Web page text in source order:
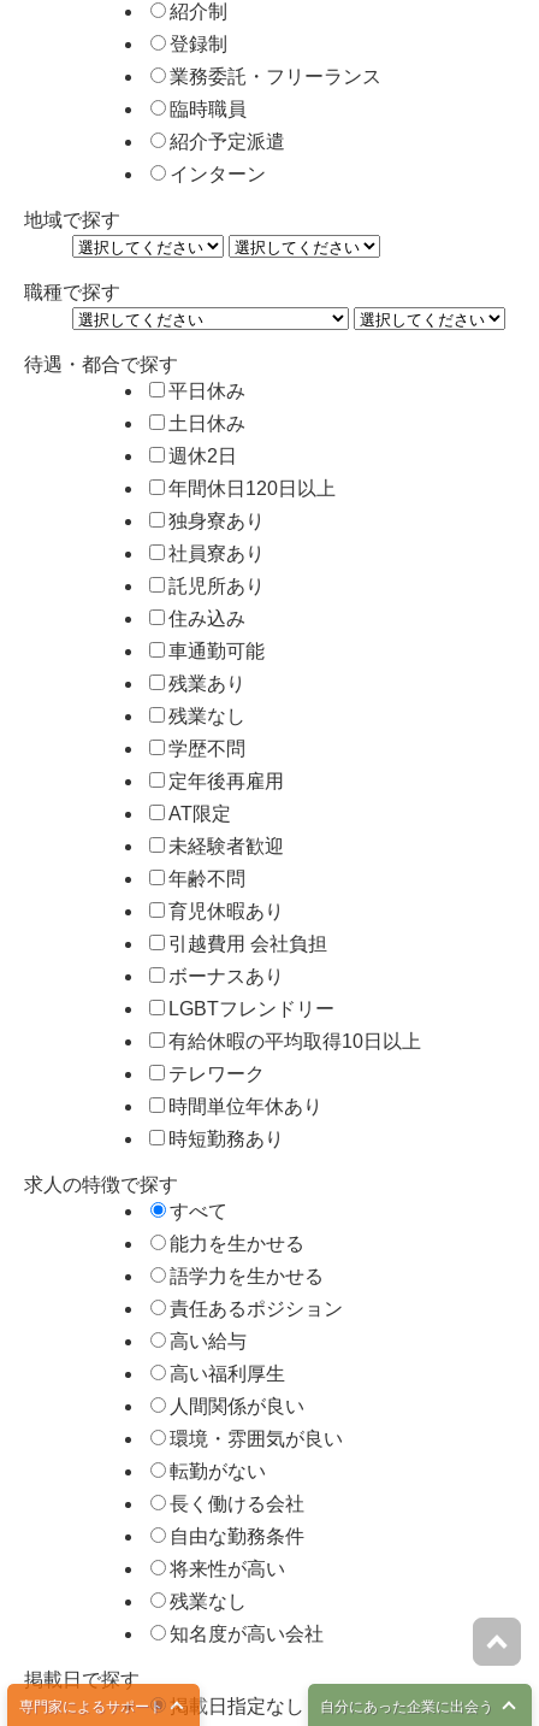
専門家によるサポート 自分にあった企業に出会う
紹介制
登録制
業務委託・フリーランス
臨時職員
紹介予定派遣
インターン
地域で探す
職種で探す
待遇・都合で探す
平日休み
土日休み
週休2日
年間休日120日以上
独身寮あり
社員寮あり
託児所あり
住み込み
車通勤可能
残業あり
残業なし
学歴不問
定年後再雇用
AT限定
未経験者歓迎
年齢不問
育児休暇あり
引越費用 会社負担
ボーナスあり
LGBTフレンドリー
有給休暇の平均取得10日以上
テレワーク
時間単位年休あり
時短勤務あり
求人の特徴で探す
すべて
能力を生かせる
語学力を生かせる
責任あるポジション
高い給与
高い福利厚生
人間関係が良い
環境・雰囲気が良い
転勤がない
長く働ける会社
自由な勤務条件
将来性が高い
残業なし
知名度が高い会社
掲載日で探す
掲載日指定なし